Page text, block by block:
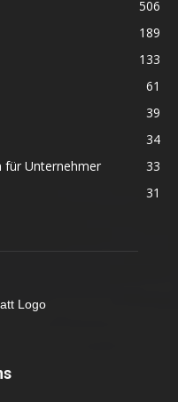
506
189
133
61
39
34
für Unternehmer
33
31